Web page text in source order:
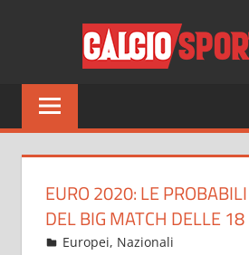
Tutto
sul
del
solo
EURO 2020: LE
DEL BIG MATCH DELLE 18
Giugno 29, 2021
admin
Europei, Nazionali